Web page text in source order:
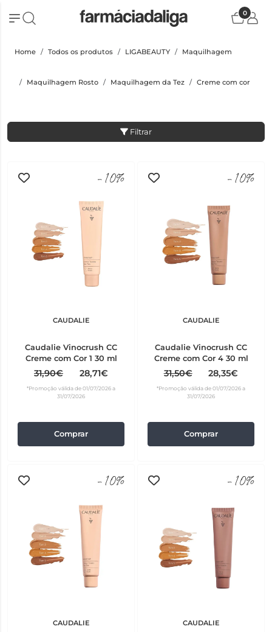
0
Home Todos os produtos LIGABEAUTY Maquilhagem
Maquilhagem Rosto Maquilhagem da Tez Creme com cor
Filtrar
-10%
CAUDALIE
Caudalie Vinocrush CC
Creme com Cor 1 30 ml
31,90€ 28,71€
*Promoção válida de 01/07/2026 a
31/07/2026
Comprar
-10%
CAUDALIE
Caudalie Vinocrush CC
Creme com Cor 4 30 ml
31,50€ 28,35€
*Promoção válida de 01/07/2026 a
31/07/2026
Comprar
-10%
CAUDALIE
-10%
CAUDALIE